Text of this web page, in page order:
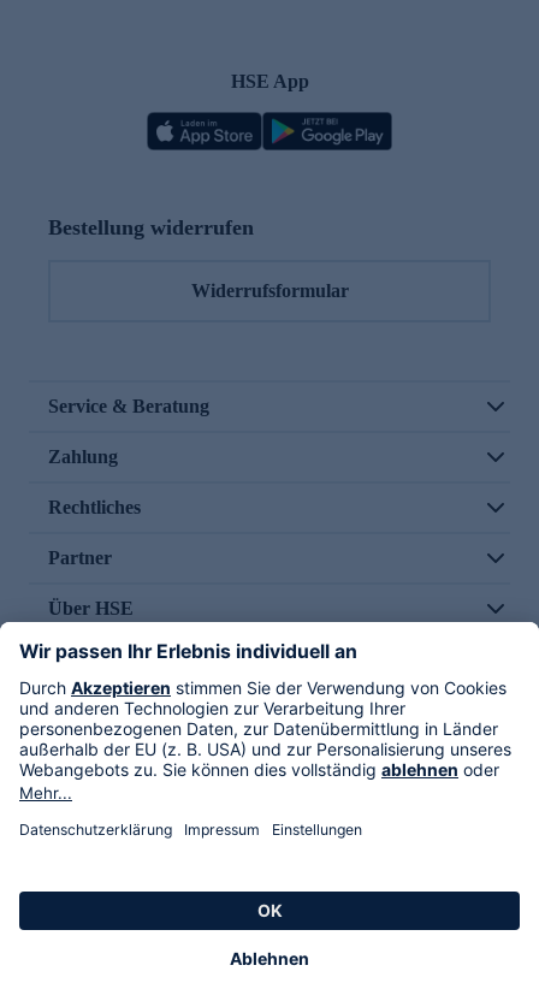
HSE App
Bestellung widerrufen
Widerrufsformular
Service & Beratung
Zahlung
Rechtliches
Partner
Über HSE
Im TV
HSE International